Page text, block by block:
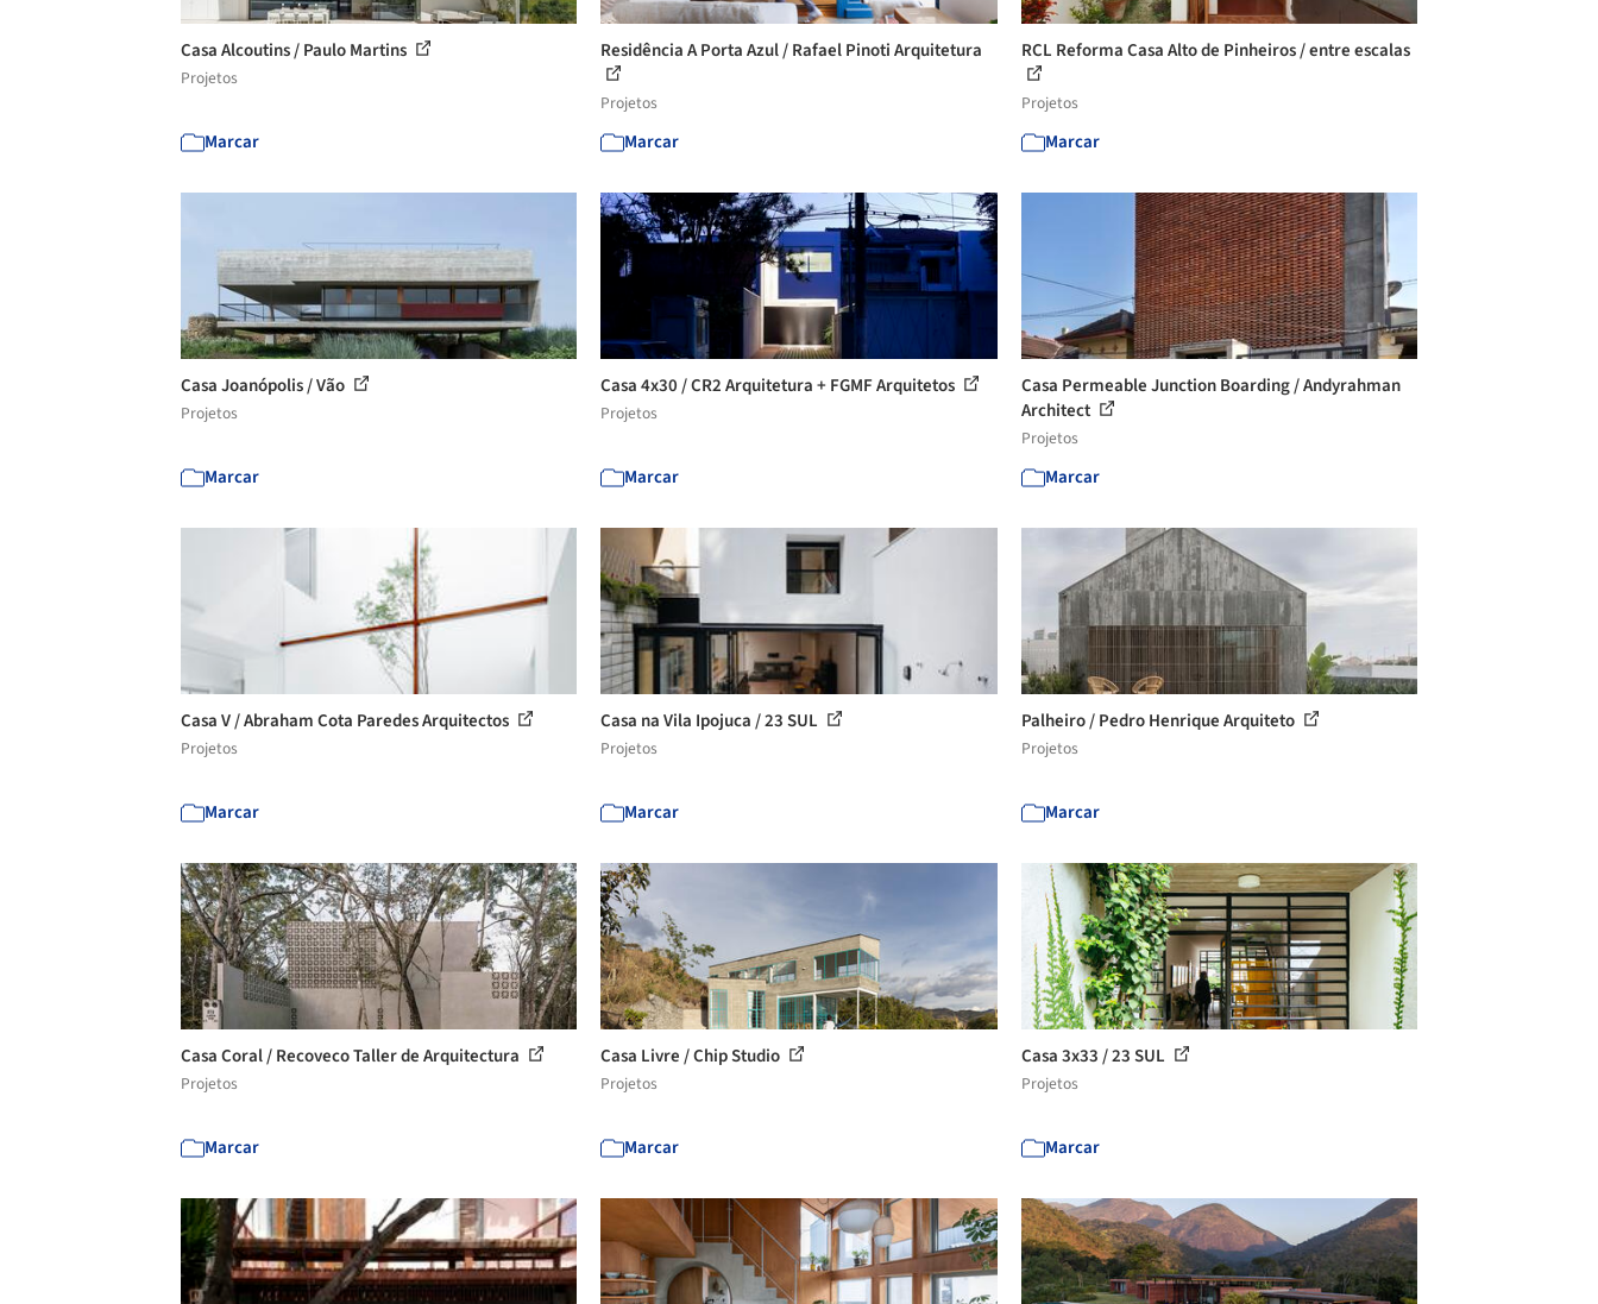
Casa Alcoutins / Paulo Martins
Projetos
Marcar
Residência A Porta Azul / Rafael Pinoti Arquitetura
Projetos
Marcar
RCL Reforma Casa Alto de Pinheiros / entre escalas
Projetos
Marcar
Casa Joanópolis / Vão
Projetos
Marcar
Casa 4x30 / CR2 Arquitetura + FGMF Arquitetos
Projetos
Marcar
Casa Permeable Junction Boarding / Andyrahman
Architect
Projetos
Marcar
Casa V / Abraham Cota Paredes Arquitectos
Projetos
Marcar
Casa na Vila Ipojuca / 23 SUL
Projetos
Marcar
Palheiro / Pedro Henrique Arquiteto
Projetos
Marcar
Casa Coral / Recoveco Taller de Arquitectura
Projetos
Marcar
Casa Livre / Chip Studio
Projetos
Marcar
Casa 3x33 / 23 SUL
Projetos
Marcar